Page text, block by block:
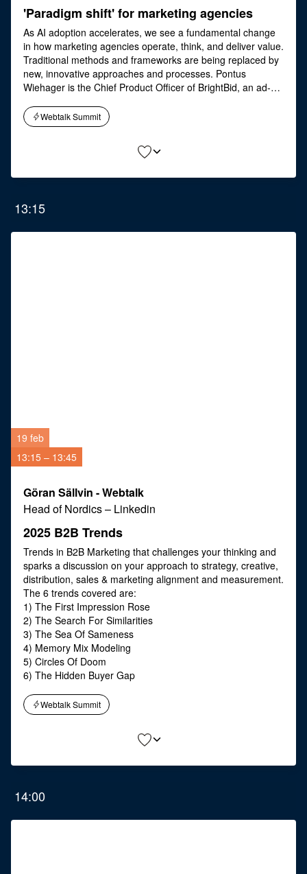
'Paradigm shift' for marketing agencies
As AI adoption accelerates, we see a fundamental change
in how marketing agencies operate, think, and deliver value.
Traditional methods and frameworks are being replaced by
new, innovative approaches and processes. Pontus
Wiehager is the Chief Product Officer of BrightBid, an ad-
marketers be ahead of their game. Pontus will talk about
how the old marketing agency model is shifting; big agency
teams are being decentralized while marketers are getting
more control and ability to self-manage campaigns with AI
Webtalk Summit
13:15
19 feb
13:15 – 13:45
Göran Sällvin - Webtalk
Head of Nordics– Linkedin
2025 B2B Trends
Trends in B2B Marketing that challenges your thinking and
sparks a discussion on your approach to strategy, creative,
distribution, sales & marketing alignment and measurement.
The 6 trends covered are:
1) The First Impression Rose
2) The Search For Similarities
3) The Sea Of Sameness
4) Memory Mix Modeling
5) Circles Of Doom
6) The Hidden Buyer Gap
Webtalk Summit
14:00